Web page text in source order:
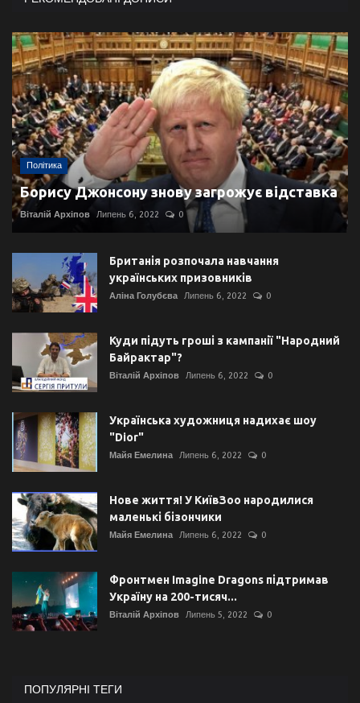
Політика
Борису Джонсону знову загрожує відставка
Віталій Архіпов Липень 6, 2022 0
Британія розпочала навчання
українських призовників
Аліна Голубєва Липень 6, 2022 0
Куди підуть гроші з кампанії "Народний
Байрактар"?
Віталій Архіпов Липень 6, 2022 0
Українська художниця надихає шоу
"Dior"
Майя Емелина Липень 6, 2022 0
Нове життя! У КиївЗоо народилися
маленькі бізончики
Майя Емелина Липень 6, 2022 0
Фронтмен Imagine Dragons підтримав
Україну на 200-тисяч...
Віталій Архіпов Липень 5, 2022 0
ПОПУЛЯРНІ ТЕГИ